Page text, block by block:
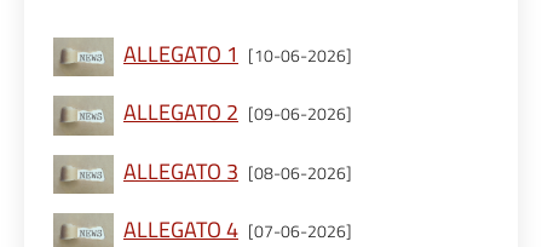
ALLEGATO 1 [10-06-2026]
ALLEGATO 2 [09-06-2026]
ALLEGATO 3 [08-06-2026]
ALLEGATO 4 [07-06-2026]